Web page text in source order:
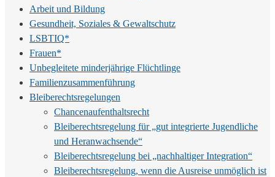
Arbeit und Bildung
Gesundheit, Soziales & Gewaltschutz
LSBTIQ*
Frauen*
Unbegleitete minderjährige Flüchtlinge
Familienzusammenführung
Bleiberechtsregelungen
Chancenaufenthaltsrecht
Bleiberechtsregelung für „gut integrierte Jugendliche
und Heranwachsende“
Bleiberechtsregelung bei „nachhaltiger Integration“
Bleiberechtsregelung, wenn die Ausreise unmöglich ist